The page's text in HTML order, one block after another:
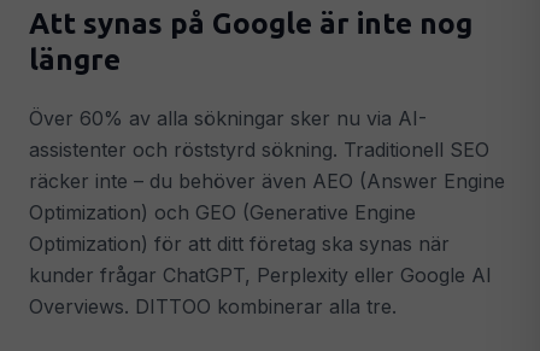
💬AI Chatbots
GPT-driven chatbot dygnet runt
⚡Automatiserade flöden som sparar tid
STRATEGI & SUPPORT
🗺️ Digital Strategi
Konkret 90-dagarsplan för tillväxt
Webmaster & Underhåll
Säkerhet, uppdateringar & teknisk support
Att synas på Google är inte nog
längre
Över 60% av alla sökningar sker nu via AI-
assistenter och röststyrd sökning. Traditionell SEO
räcker inte – du behöver även AEO (Answer Engine
Optimization) och GEO (Generative Engine
Optimization) för att ditt företag ska synas när
kunder frågar ChatGPT, Perplexity eller Google AI
Overviews. DITTOO kombinerar alla tre.